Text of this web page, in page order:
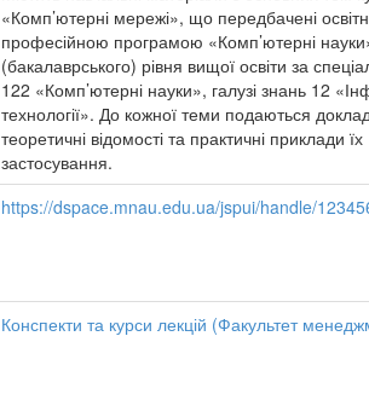
«Комп’ютерні мережі», що передбачені
професійною програмою «Комп’ютерні
(бакалаврського) рівня вищої освіти за
122 «Комп’ютерні науки», галузі знань 12
технології». До кожної теми подаються
теоретичні відомості та практичні приклади їх
застосування.
https://dspace.mnau.edu.ua/jspui/handle/
Конспекти та курси лекцій (Факультет